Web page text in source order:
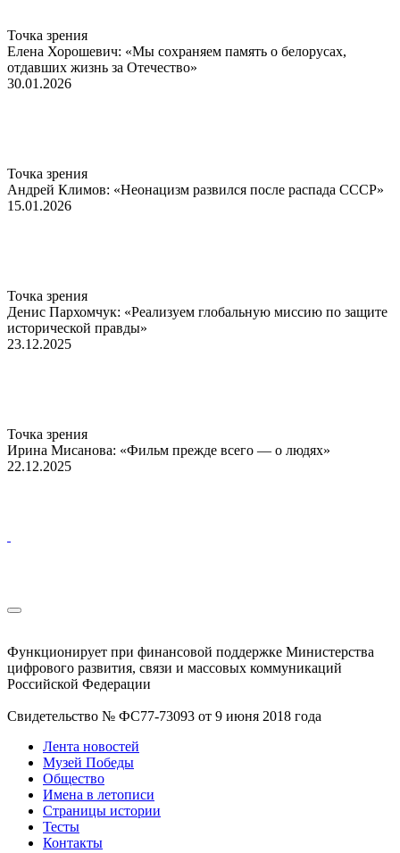
Точка зрения
Елена Хорошевич: «Мы сохраняем память о белорусах,
отдавших жизнь за Отечество»
30.01.2026
Точка зрения
Андрей Климов: «Неонацизм развился после распада СССР»
15.01.2026
Точка зрения
Денис Пархомчук: «Реализуем глобальную миссию по защите
исторической правды»
23.12.2025
Точка зрения
Ирина Мисанова: «Фильм прежде всего — о людях»
22.12.2025
Функционирует при финансовой поддержке Министерства
цифрового развития, связи и массовых коммуникаций
Российской Федерации
Свидетельство № ФС77-73093 от 9 июня 2018 года
Лента новостей
Музей Победы
Общество
Имена в летописи
Страницы истории
Тесты
Контакты